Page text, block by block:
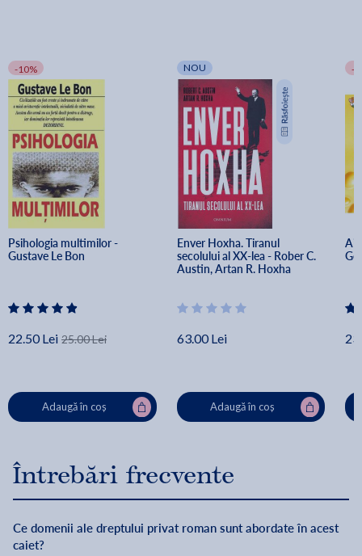
-10%
Psihologia multimilor -
Gustave Le Bon
22.50 Lei 25.00 Lei
Adaugă în coș
NOU
Enver Hoxha. Tiranul
secolului al XX-lea - Rober C.
Austin, Artan R. Hoxha
63.00 Lei
Adaugă în coș
-
Ai
Întrebări frecvente
Ce domenii ale dreptului privat roman sunt abordate în acest
caiet?